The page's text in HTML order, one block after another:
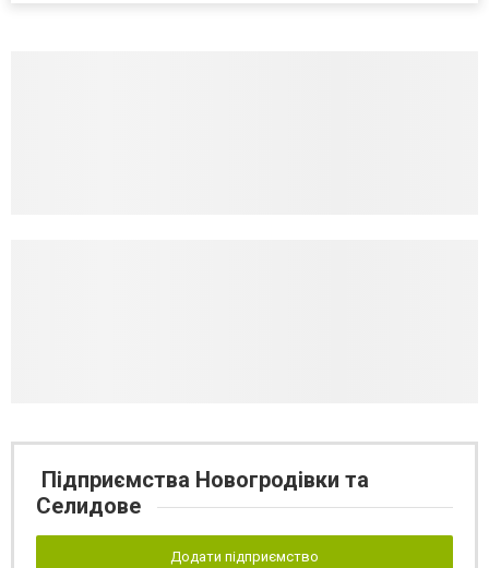
Підприємства Новогродівки та
Селидове
Додати підприємство